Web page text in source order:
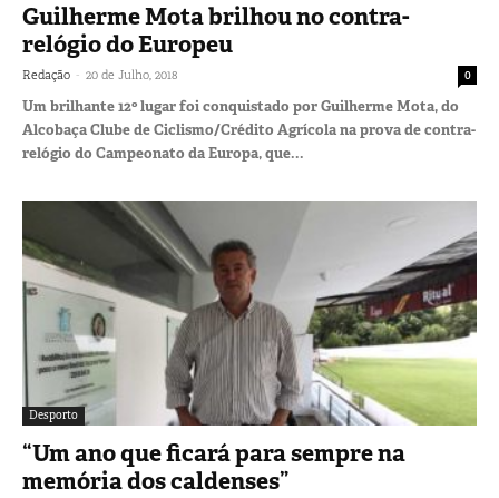
Guilherme Mota brilhou no contra-
relógio do Europeu
Redação - 20 de Julho, 2018 0
Um brilhante 12º lugar foi conquistado por Guilherme Mota, do
Alcobaça Clube de Ciclismo/Crédito Agrícola na prova de contra-
relógio do Campeonato da Europa, que...
Desporto
“Um ano que ficará para sempre na
memória dos caldenses”